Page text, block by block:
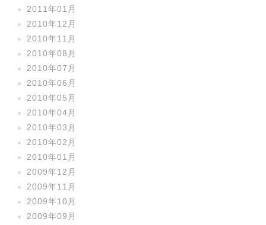
2011年01月
2010年12月
2010年11月
2010年08月
2010年07月
2010年06月
2010年05月
2010年04月
2010年03月
2010年02月
2010年01月
2009年12月
2009年11月
2009年10月
2009年09月